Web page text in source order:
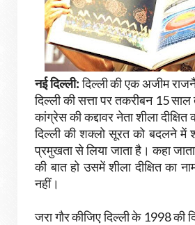
नई दिल्ली:दिल्ली की एक अजीम
दिल्ली की सत्ता पर तकरीबन 15
कांग्रेस की कद्दावर नेता शीला दीक्षित
दिल्ली की शक्लो सूरत को बदलने में
प्रमुखता से लिया जाता है। कहा
की बात हो उसमें शीला दीक्षित का
नहीं।
जरा गौर कीजिए दिल्ली के 1998 की